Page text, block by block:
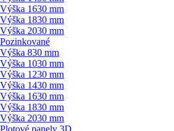
Výška 1630 mm
Výška 1830 mm
Výška 2030 mm
Pozinkované
Výška 830 mm
Výška 1030 mm
Výška 1230 mm
Výška 1430 mm
Výška 1630 mm
Výška 1830 mm
Výška 2030 mm
Plotové panely 3D